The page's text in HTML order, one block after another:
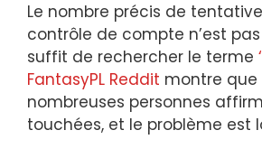
Le nombre précis de
contrôle de compte n’est
suffit de rechercher le terme
FantasyPL Reddit montre que
nombreuses personnes
touchées, et le problème est